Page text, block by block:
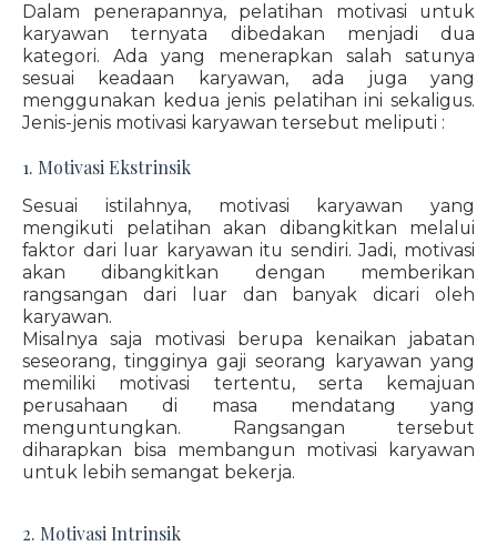
Dalam penerapannya, pelatihan motivasi untuk
karyawan ternyata dibedakan menjadi dua
kategori. Ada yang menerapkan salah satunya
sesuai keadaan karyawan, ada juga yang
menggunakan kedua jenis pelatihan ini sekaligus.
Jenis-jenis motivasi karyawan tersebut meliputi :
1. Motivasi Ekstrinsik
Sesuai istilahnya, motivasi karyawan yang
mengikuti pelatihan akan dibangkitkan melalui
faktor dari luar karyawan itu sendiri. Jadi, motivasi
akan dibangkitkan dengan memberikan
rangsangan dari luar dan banyak dicari oleh
karyawan.
Misalnya saja motivasi berupa kenaikan jabatan
seseorang, tingginya gaji seorang karyawan yang
memiliki motivasi tertentu, serta kemajuan
perusahaan di masa mendatang yang
menguntungkan. Rangsangan tersebut
diharapkan bisa membangun motivasi karyawan
untuk lebih semangat bekerja.
2. Motivasi Intrinsik